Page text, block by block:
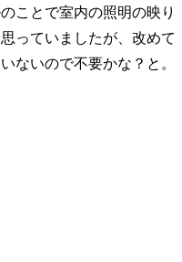
ことで室内の照明の映り
っていましたが、改めて
ないので不要かな？と。